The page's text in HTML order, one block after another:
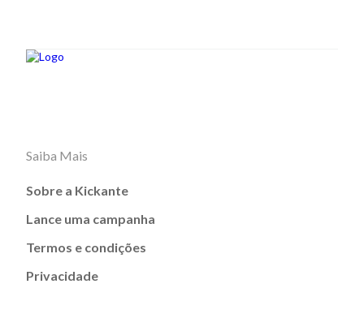
Saiba Mais
Sobre a Kickante
Lance uma campanha
Termos e condições
Privacidade